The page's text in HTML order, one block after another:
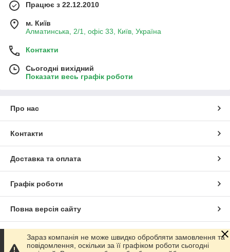
Працює з 22.12.2010
м. Київ
Алматинська, 2/1, офіс 33, Київ, Україна
Контакти
Сьогодні вихідний
Показати весь графік роботи
Про нас
Контакти
Доставка та оплата
Графік роботи
Повна версія сайту
Сайт створено на маркетплейсіProm.ua
Зараз компанія не може швидко обробляти замовлення та
повідомлення, оскільки за її графіком роботи сьогодні